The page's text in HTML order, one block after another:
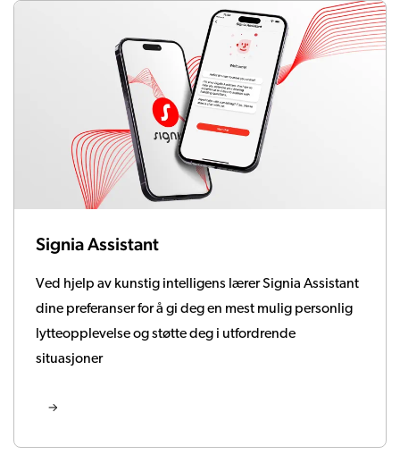
Signia Assistant
Ved hjelp av kunstig intelligens lærer Signia Assistant
dine preferanser for å gi deg en mest mulig personlig
lytteopplevelse og støtte deg i utfordrende
situasjoner